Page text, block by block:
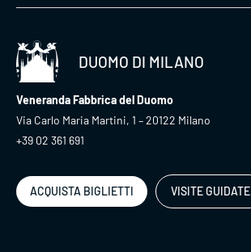
DUOMO DI MILANO
Veneranda Fabbrica del Duomo
Via Carlo Maria Martini, 1 – 20122 Milano
+39 02 361 691
ACQUISTA BIGLIETTI VISITE GUIDATE